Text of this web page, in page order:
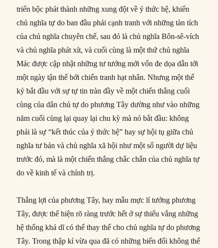
triển bộc phát thành những xung đột về ý thức hệ, khiến
chủ nghĩa tự do ban đầu phải cạnh tranh với những tàn tích
của chủ nghĩa chuyên chế, sau đó là chủ nghĩa Bôn-sê-vích
và chủ nghĩa phát xít, và cuối cùng là một thứ chủ nghĩa
Mác được cập nhật những tư tưởng mới vốn đe dọa dẫn tới
một ngày tận thế bởi chiến tranh hạt nhân. Nhưng một thế
kỷ bắt đầu với sự tự tin tràn đầy về một chiến thắng cuối
cùng của dân chủ tự do phương Tây dường như vào những
năm cuối cùng lại quay lại chu kỳ mà nó bắt đầu: không
phải là sự “kết thúc của ý thức hệ” hay sự hội tụ giữa chủ
nghĩa tư bản và chủ nghĩa xã hội như một số người dự liệu
trước đó, mà là một chiến thắng chắc chắn của chủ nghĩa tự
do về kinh tế và chính trị.
Thắng lợi của phương Tây, hay mẫu mực lí tưởng phương
Tây, được thể hiện rõ ràng trước hết ở sự thiếu vắng những
hệ thống khả dĩ có thể thay thế cho chủ nghĩa tự do phương
Tây. Trong thập kỉ vừa qua đã có những biến đổi không thể